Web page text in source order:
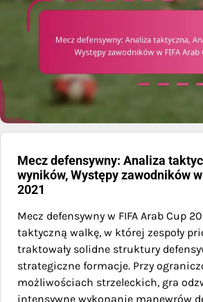
Mecz defensywny: Analiza
wyników, Występy zawodników
2021
Mecz defensywny w FIFA Arab Cup
taktyczną walkę, w której zespoły
traktowały solidne struktury
strategiczne formacje. Przy
możliwościach strzeleckich, gra
intensywne wykonanie manewrów